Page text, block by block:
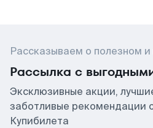
Рассказываем о полезном
Рассылка с
Эксклюзивные акции,
заботливые рекомендации
Купибилета